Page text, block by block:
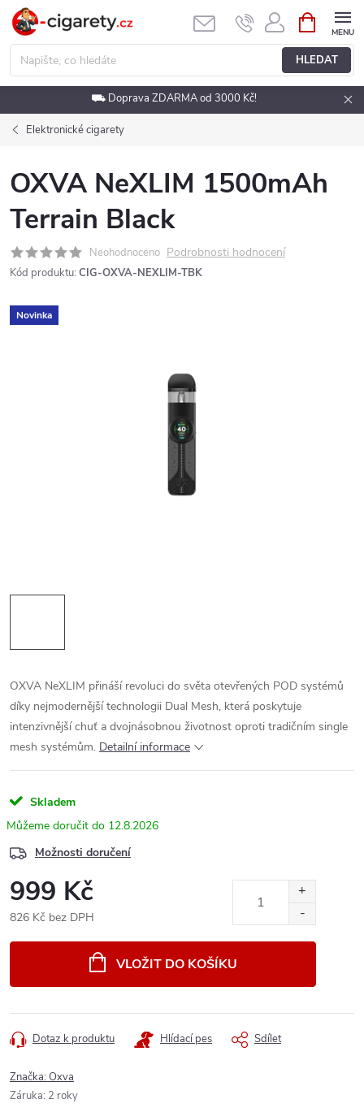
Přejít
obsah
HLEDAT
NÁKUPNÍ
KOŠÍK
⛟ Doprava ZDARMA od 3000 Kč!
Elektronické cigarety
OXVA NeXLIM 1500mAh
Terrain Black
Neohodnoceno Podrobnosti hodnocení
Kód produktu: CIG-OXVA-NEXLIM-TBK
Novinka
OXVA NeXLIM přináší revoluci do světa otevřených POD systémů
díky nejmodernější technologii Dual Mesh, která poskytuje
intenzivnější chuť a dvojnásobnou životnost oproti tradičním single
mesh systémům. Detailní informace
Skladem
12.8.2026
Možnosti doručení
999 Kč
826 Kč bez DPH
VLOŽIT DO KOŠÍKU
Dotaz k produktu Hlídací pes Sdílet
Značka:Oxva
Záruka: 2 roky